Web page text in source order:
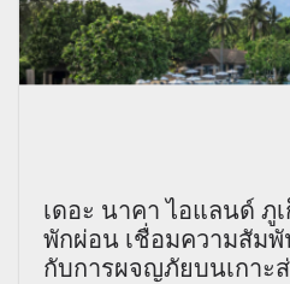
เดอะ นาคา ไอแลนด์ ภู
พักผ่อน เชื่อมความสัม
กับการผจญภัยบนเกาะ